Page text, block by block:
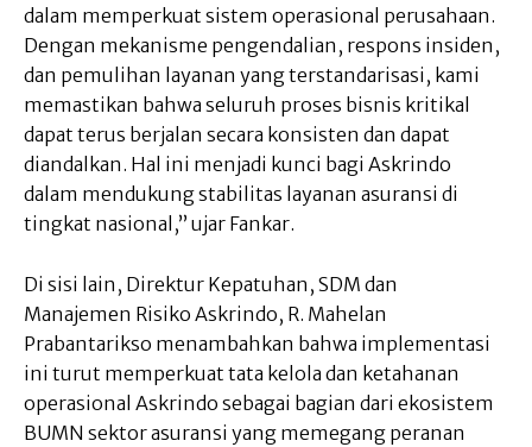
dalam memperkuat sistem operasional perusahaan.
Dengan mekanisme pengendalian, respons insiden,
dan pemulihan layanan yang terstandarisasi, kami
memastikan bahwa seluruh proses bisnis kritikal
dapat terus berjalan secara konsisten dan dapat
diandalkan. Hal ini menjadi kunci bagi Askrindo
dalam mendukung stabilitas layanan asuransi di
tingkat nasional,” ujar Fankar.
Di sisi lain, Direktur Kepatuhan, SDM dan
Manajemen Risiko Askrindo, R. Mahelan
Prabantarikso menambahkan bahwa implementasi
ini turut memperkuat tata kelola dan ketahanan
operasional Askrindo sebagai bagian dari ekosistem
BUMN sektor asuransi yang memegang peranan